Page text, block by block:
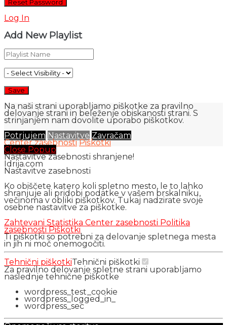
Log In
Add New Playlist
Na naši strani uporabljamo piškotke za pravilno
delovanje strani in beleženje obiskanosti strani. S
strinjanjem nam dovolite uporabo piškotkov.
Potrjujem Nastavitve Zavračam
Center zasebnosti Piškotki
Close Popup
Nastavitve zasebnosti shranjene!
Idrija.com
Nastavitve zasebnosti
Ko obiščete katero koli spletno mesto, le to lahko
shranjuje ali pridobi podatke v vašem brskalniku,
večinoma v obliki piškotkov. Tukaj nadzirate svoje
osebne nastavitve za piškotke.
Zahtevani Statistika Center zasebnosti Politika
zasebnosti Piškotki
Ti piškotki so potrebni za delovanje spletnega mesta
in jih ni moč onemogočiti.
Tehnični piškotkiTehnični piškotki
Za pravilno delovanje spletne strani uporabljamo
naslednje tehnične piškotke
wordpress_test_cookie
wordpress_logged_in_
wordpress_sec